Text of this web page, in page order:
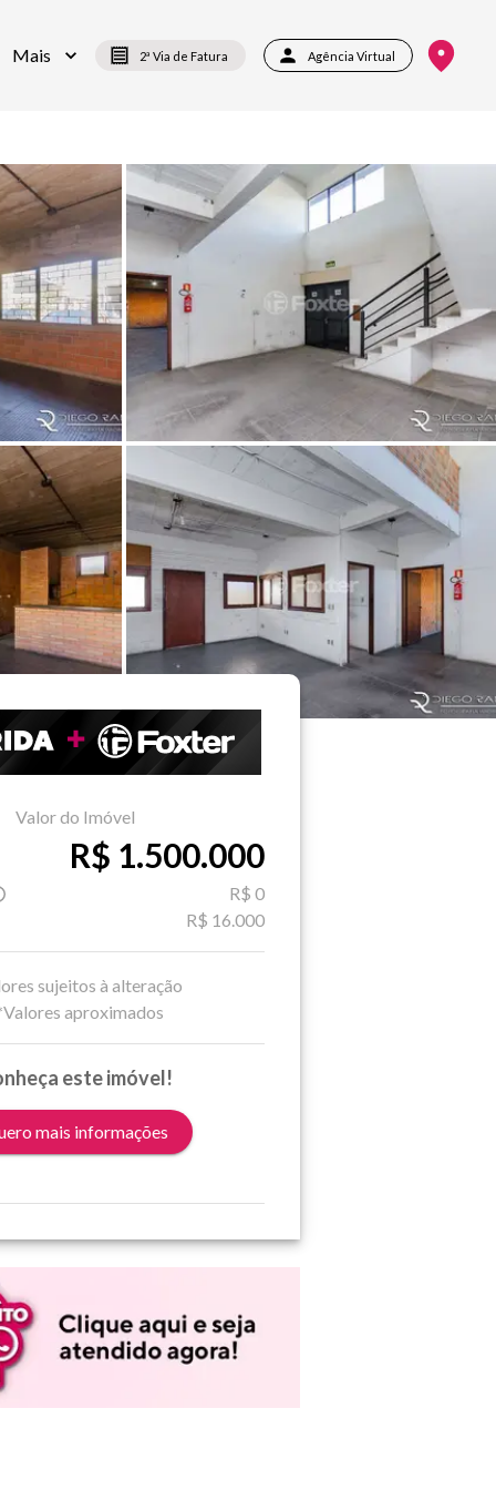
Mais 2ª Via de Fatura Agência Virtual
Valor do Imóvel
R$ 1.500.000
R$ 0
R$ 16.000
sujeitos à alteração
aproximados
este imóvel!
mais informações